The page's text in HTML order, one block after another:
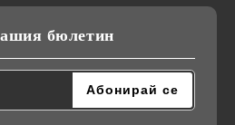
бюлетин